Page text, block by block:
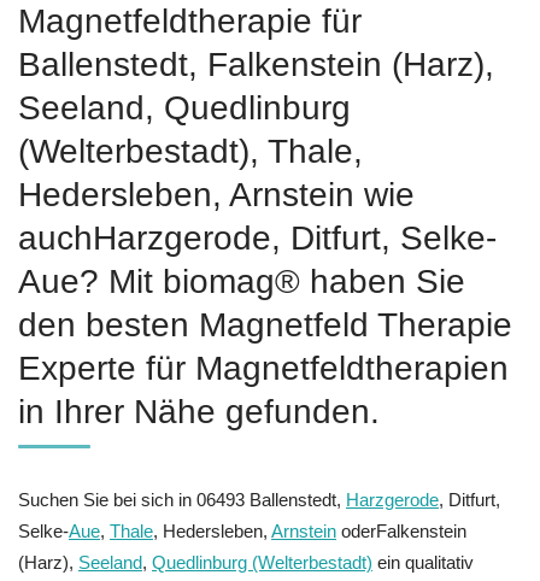
Magnetfeldtherapie für
Ballenstedt, Falkenstein (Harz),
Seeland, Quedlinburg
(Welterbestadt), Thale,
Hedersleben, Arnstein wie
auchHarzgerode, Ditfurt, Selke-
Aue? Mit biomag® haben Sie
den besten Magnetfeld Therapie
Experte für Magnetfeldtherapien
in Ihrer Nähe gefunden.
Suchen Sie bei sich in 06493 Ballenstedt, Harzgerode, Ditfurt,
Selke-Aue, Thale, Hedersleben, Arnstein oderFalkenstein
(Harz), Seeland, Quedlinburg (Welterbestadt) ein qualitativ